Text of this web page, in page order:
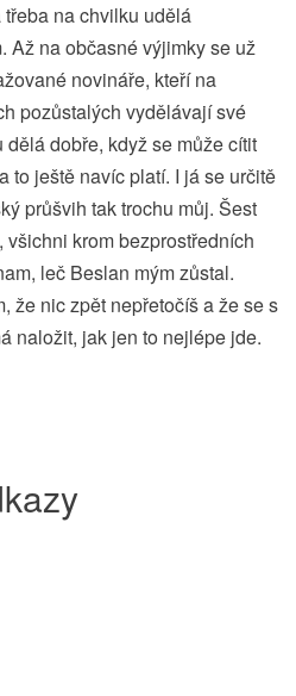
na chvilku udělá
Až na občasné výjimky se už
novináře, kteří na
pozůstalých vydělávají své
dobře, když se může cítit
to ještě navíc platí. I já se určitě
průšvih tak trochu můj. Šest
krom bezprostředních
leč Beslan mým zůstal.
že nic zpět nepřetočíš a že se s
naložit, jak jen to nejlépe jde.